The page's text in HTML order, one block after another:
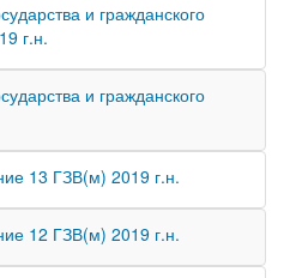
и гражданского
г.н.
и гражданского
13 ГЗВ(м) 2019 г.н.
12 ГЗВ(м) 2019 г.н.